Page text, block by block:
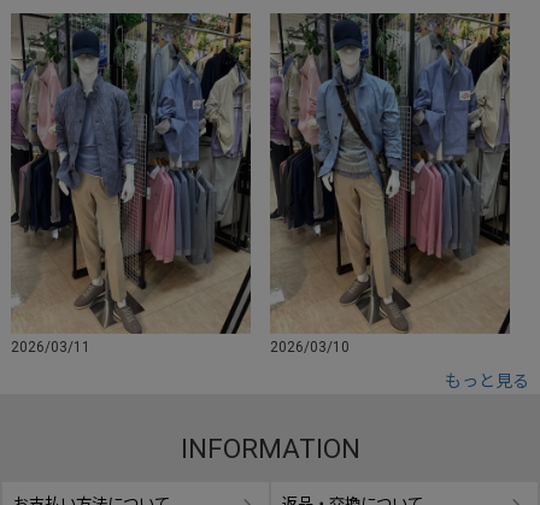
2026/03/11 2026/03/10
もっと見る
INFORMATION